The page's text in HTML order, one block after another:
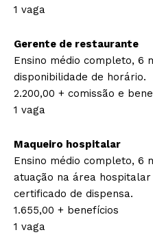
1 vaga
Gerente de restaurante
Ensino médio completo, 6
disponibilidade de horário.
2.200,00 + comissão e
1 vaga
Maqueiro hospitalar
Ensino médio completo, 6
atuação na área
certificado de dispensa.
1.655,00 + benefícios
1 vaga